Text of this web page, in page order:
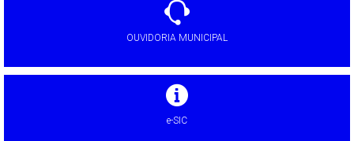
OUVIDORIA MUNICIPAL
e-SIC